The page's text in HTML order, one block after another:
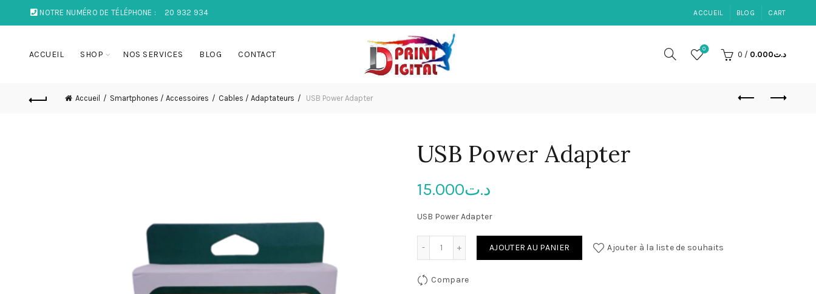
NOTRE NUMÉRO DE TÉLÉPHONE : 20 932 934 ACCUEIL BLOG CART
ACCUEIL SHOP NOS SERVICES BLOG CONTACT
0
0 / د.ت0.000
Accueil Smartphones / Accessoires Cables / Adaptateurs USB Power Adapter
USB Power Adapter
د.ت15.000
USB Power Adapter
AJOUTER AU PANIER Ajouter à la liste de souhaits
Compare